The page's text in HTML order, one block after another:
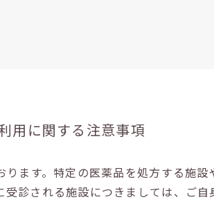
用に関する注意事項
ます。特定の医薬品を処方する施
診される施設につきましては、ご